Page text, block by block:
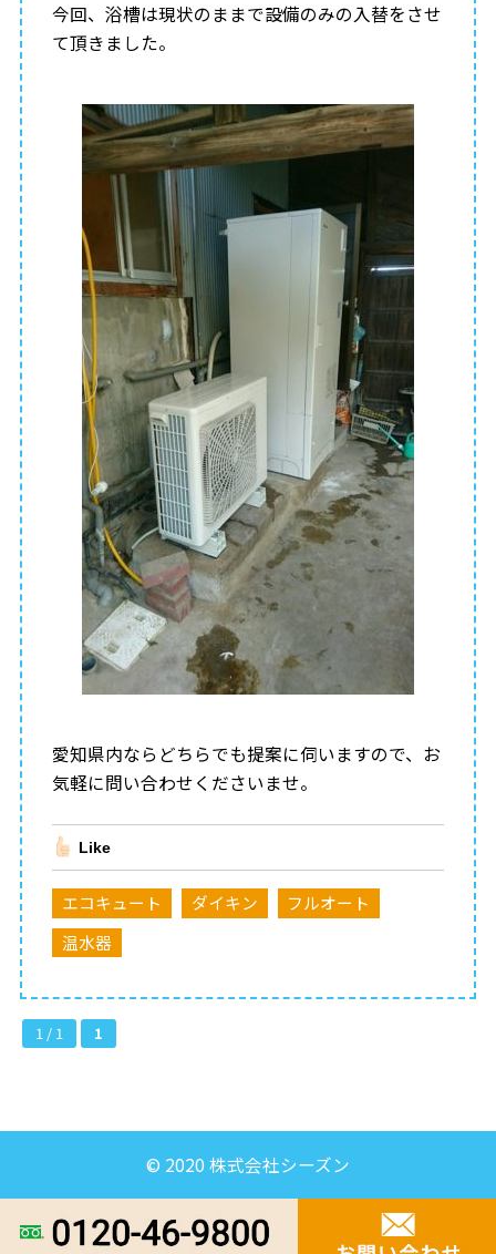
今回、浴槽は現状のままで設備のみの入替をさせ
て頂きました。
愛知県内ならどちらでも提案に伺いますので、お
気軽に問い合わせくださいませ。
Like
エコキュート ダイキン
フルオート
温水器
1 / 1 1
© 2020 株式会社シーズン